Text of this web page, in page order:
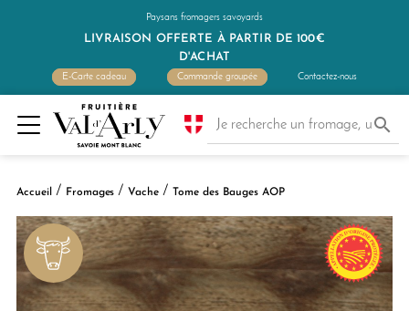
Paysans fromagers savoyards
LIVRAISON OFFERTE À PARTIR DE 100€
D'ACHAT
E-Carte cadeau Commande groupée Contactez-nous

Accueil Fromages Vache Tome des Bauges AOP